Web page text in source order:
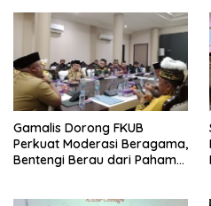
Gamalis Dorong FKUB
Perkuat Moderasi Beragama,
Bentengi Berau dari Paham